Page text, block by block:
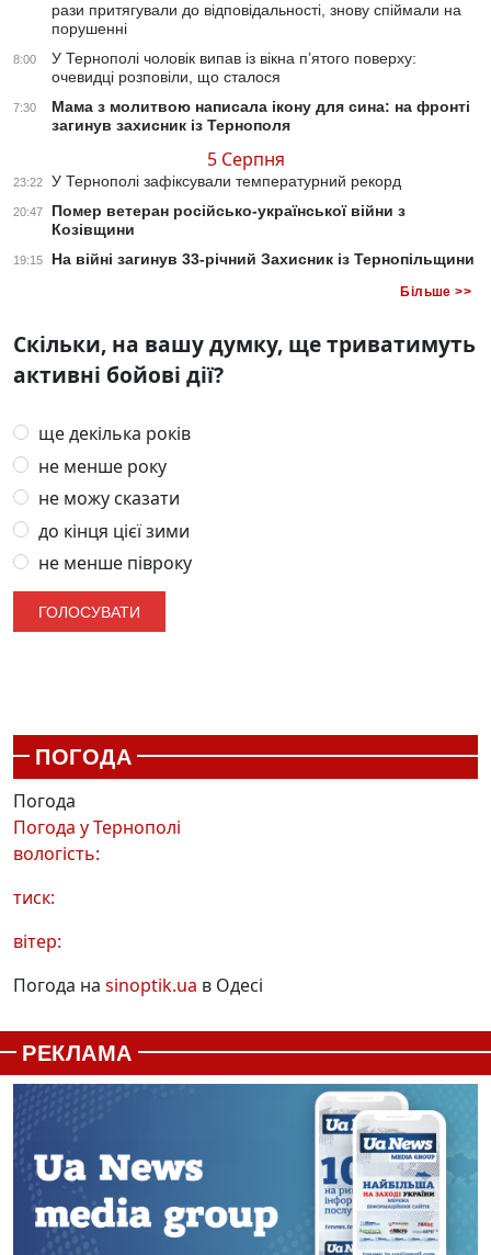
рази притягували до відповідальності, знову спіймали на
порушенні
8:00
У Тернополі чоловік випав із вікна п’ятого поверху:
очевидці розповіли, що сталося
7:30
Мама з молитвою написала ікону для сина: на фронті
загинув захисник із Тернополя
5 Серпня
23:22 У Тернополі зафіксували температурний рекорд
20:47
Помер ветеран російсько-української війни з
Козівщини
19:15 На війні загинув 33-річний Захисник із Тернопільщини
Більше >>
Скільки, на вашу думку, ще триватимуть
активні бойові дії?
ще декілька років
не менше року
не можу сказати
до кінця цієї зими
не менше півроку
ПОГОДА
Погода
Погода уТернополі
вологість:
тиск:
вітер:
Погода на sinoptik.ua в Одесі
РЕКЛАМА